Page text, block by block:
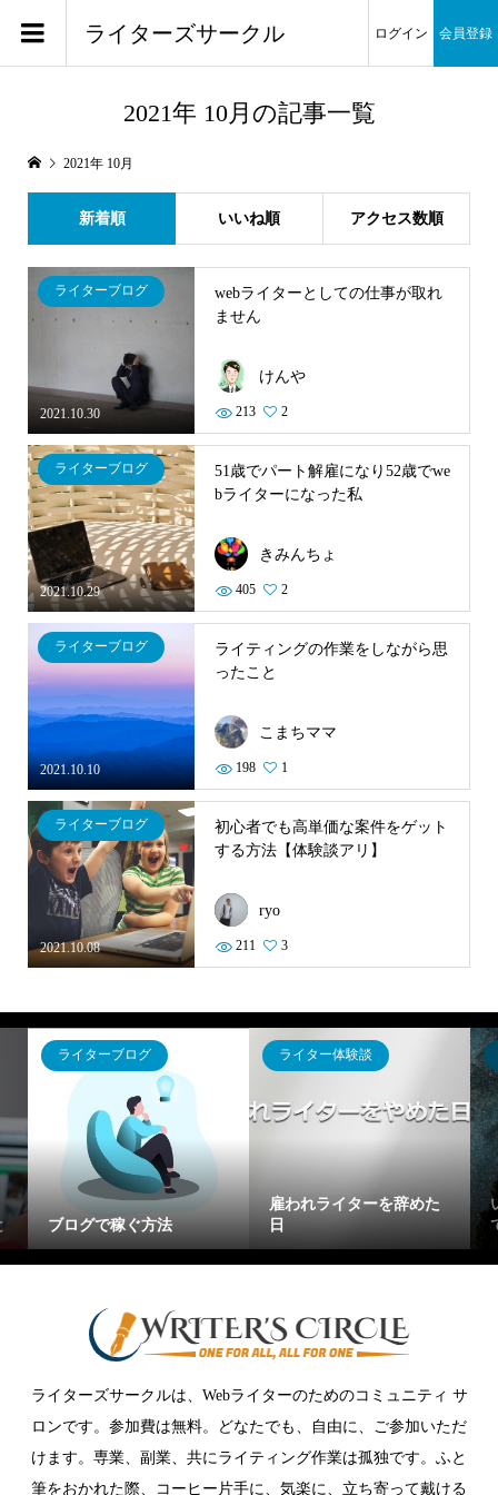
ライターズサークル ログイン 会員登録
2021年 10月の記事一覧
2021年 10月
新着順 いいね順 アクセス数順
2021.10.30
ライターブログ
webライターとしての仕事が取れ
ません
けんや
213 2
2021.10.29
ライターブログ
51歳でパート解雇になり52歳でwe
bライターになった私
きみんちょ
405 2
2021.10.10
ライターブログ
ライティングの作業をしながら思
ったこと
こまちママ
198 1
2021.10.08
ライターブログ
初心者でも高単価な案件をゲット
する方法【体験談アリ】
ryo
211 3
ライターブログ
ブログで稼ぐ方法
ライター体験談
雇われライターを辞めた
日
ライターズサークルは、Webライターのためのコミュニティ サ
ロンです。参加費は無料。どなたでも、自由に、ご参加いただ
けます。専業、副業、共にライティング作業は孤独です。ふと
筆をおかれた際、コーヒー片手に、気楽に、立ち寄って戴ける